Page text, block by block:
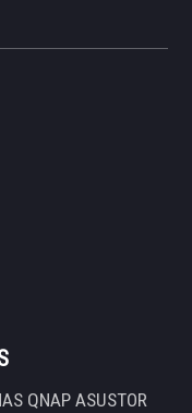
QNAP ASUSTOR